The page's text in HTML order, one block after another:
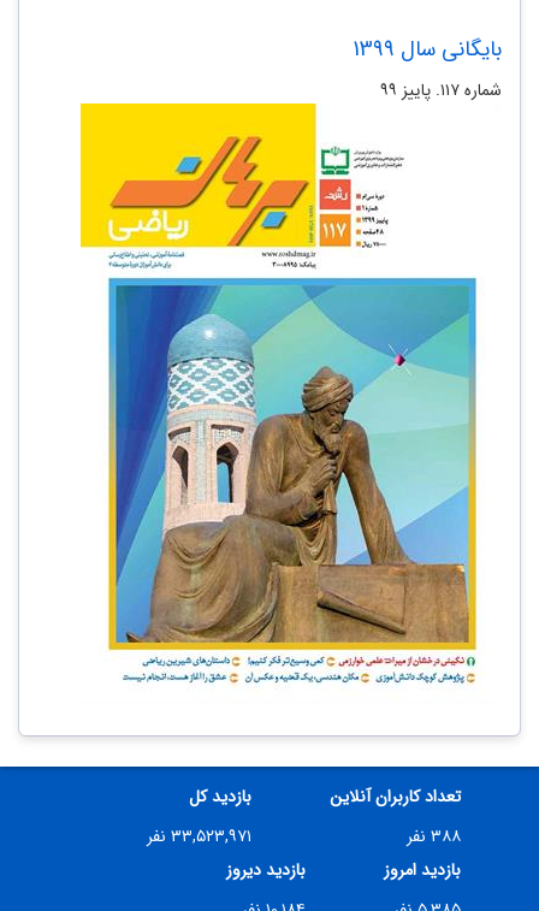
بایگانی سال 1399
شماره ۱۱۷. پاییز ۹۹
تعداد کاربران آنلاین
۳۸۸ نفر
بازدید کل
۳۳,۵۲۳,۹۷۱ نفر
بازدید امروز
بازدید دیروز